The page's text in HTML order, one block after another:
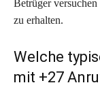
Betrüger
zu erhalten.
Welche
mit +27